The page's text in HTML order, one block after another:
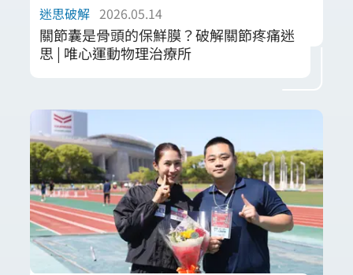
迷思破解 2026.05.14
關節囊是骨頭的保鮮膜？破解關節疼痛迷
思 | 唯心運動物理治療所
心團隊專業解析關節囊的生理角色，破解關於
關節僵硬與活動度受限的常見迷思。透過理解
關節囊的張力調節與滑液功能，結合科學化的
物理治療評估，我們協助您找出疼痛的真正根
源。釐清結構迷思，是找回關節靈活性與預防
職業傷害的關鍵首步。